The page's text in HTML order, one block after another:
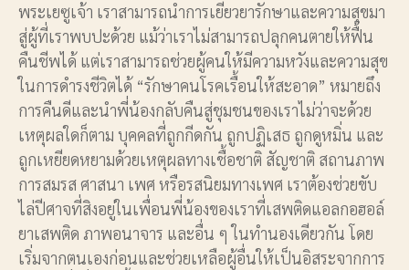
พระเยซูเจ้า เราสามารถนำการเยียวยารักษาและความสุขมา
สู่ผู้ที่เราพบปะด้วย แม้ว่าเราไม่สามารถปลุกคนตายให้ฟื้น
คืนชีพได้ แต่เราสามารถช่วยผู้คนให้มีความหวังและความสุข
ในการดำรงชีวิตได้ “รักษาคนโรคเรื้อนให้สะอาด” หมายถึง
การคืนดีและนำพี่น้องกลับคืนสู่ชุมชนของเราไม่ว่าจะด้วย
เหตุผลใดก็ตาม บุคคลที่ถูกกีดกัน ถูกปฏิเสธ ถูกดูหมิ่น และ
ถูกเหยียดหยามด้วยเหตุผลทางเชื้อชาติ สัญชาติ สถานภาพ
การสมรส ศาสนา เพศ หรือรสนิยมทางเพศ เราต้องช่วยขับ
ไล่ปีศาจที่สิงอยู่ในเพื่อนพี่น้องของเราที่เสพติดแอลกอฮอล์
ยาเสพติด ภาพอนาจาร และอื่น ๆ ในทำนองเดียวกัน โดย
เริ่มจากตนเองก่อนและช่วยเหลือผู้อื่นให้เป็นอิสระจากการ